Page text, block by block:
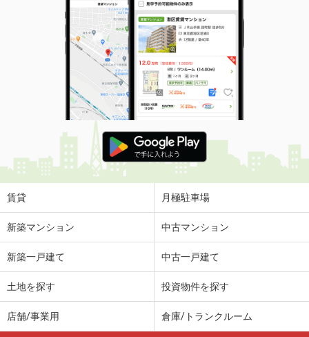
賃貸 月極駐車場
新築マンション 中古マンション
新築一戸建て 中古一戸建て
土地を探す 投資物件を探す
店舗/事業用 倉庫/トランクルーム